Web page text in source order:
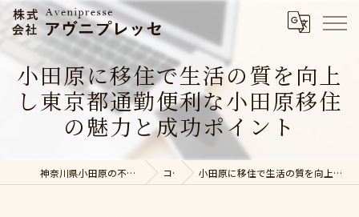
小田原に移住で生活の質を向上
し東京都通勤便利な小田原移住
の魅力と成功ポイント
神奈川県小田原の不動産売却なら株式会社アヴニプレッセ コラム 小田原に移住で生活の質を向上し東京都通勤便利な小田原移住の魅力と成功ポイント